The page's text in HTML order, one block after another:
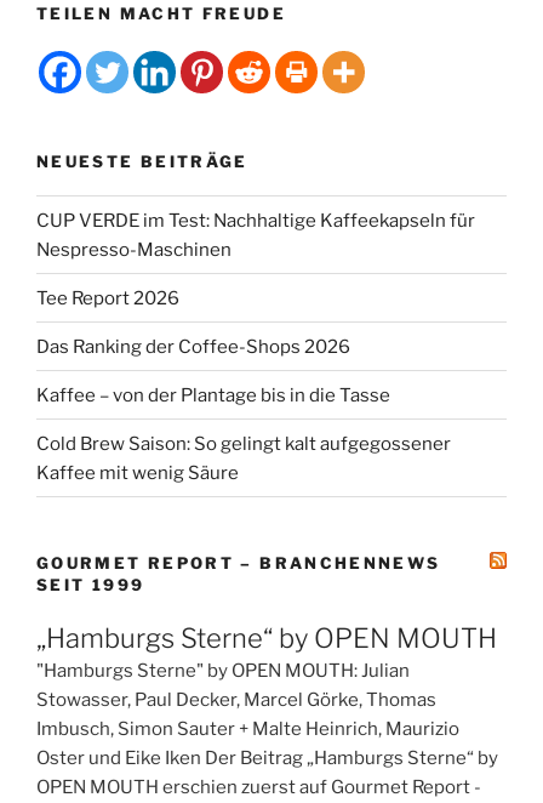
TEILEN MACHT FREUDE
NEUESTE BEITRÄGE
CUP VERDE im Test: Nachhaltige Kaffeekapseln für
Nespresso-Maschinen
Tee Report 2026
Das Ranking der Coffee-Shops 2026
Kaffee – von der Plantage bis in die Tasse
Cold Brew Saison: So gelingt kalt aufgegossener
Kaffee mit wenig Säure
GOURMET REPORT – BRANCHENNEWS
SEIT 1999
„Hamburgs Sterne“ by OPEN MOUTH
"Hamburgs Sterne" by OPEN MOUTH: Julian
Stowasser, Paul Decker, Marcel Görke, Thomas
Imbusch, Simon Sauter + Malte Heinrich, Maurizio
Oster und Eike Iken Der Beitrag „Hamburgs Sterne“ by
OPEN MOUTH erschien zuerst auf Gourmet Report -